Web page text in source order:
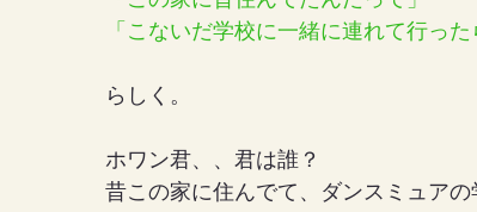
「こないだ学校に一緒に連れて行っ
らしく。
ホワン君、、君は誰？
昔この家に住んでて、ダンスミュアの